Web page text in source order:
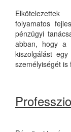
folyamatos
pénzügyi
abban, hogy a
kiszolgálást
személyiségét is